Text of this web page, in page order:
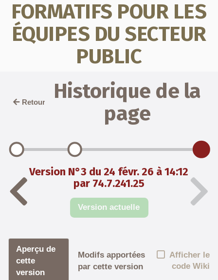
FORMATIFS POUR LES
ÉQUIPES DU SECTEUR
PUBLIC
Retour
Historique de la
page
Version N°3 du 24 févr. 26 à 14:12
par 74.7.241.25
Version actuelle
Aperçu de
cette
version
Modifs apportées
par cette version
Afficher le
code Wiki